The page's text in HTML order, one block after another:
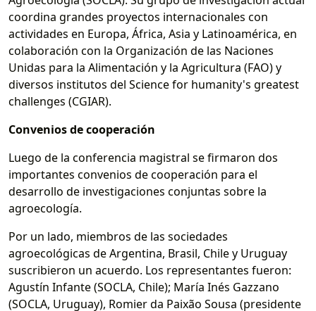
coordina grandes proyectos internacionales con
actividades en Europa, África, Asia y Latinoamérica, en
colaboración con la Organización de las Naciones
Unidas para la Alimentación y la Agricultura (FAO) y
diversos institutos del Science for humanity's greatest
challenges (CGIAR).
Convenios de cooperación
Luego de la conferencia magistral se firmaron dos
importantes convenios de cooperación para el
desarrollo de investigaciones conjuntas sobre la
agroecología.
Por un lado, miembros de las sociedades
agroecológicas de Argentina, Brasil, Chile y Uruguay
suscribieron un acuerdo. Los representantes fueron:
Agustín Infante (SOCLA, Chile); María Inés Gazzano
(SOCLA, Uruguay), Romier da Paixão Sousa (presidente